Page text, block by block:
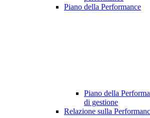
Piano della Performance
Piano della
di gestione
Relazione sulla